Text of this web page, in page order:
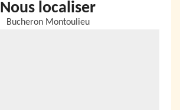
Nous localiser
Bucheron Montoulieu